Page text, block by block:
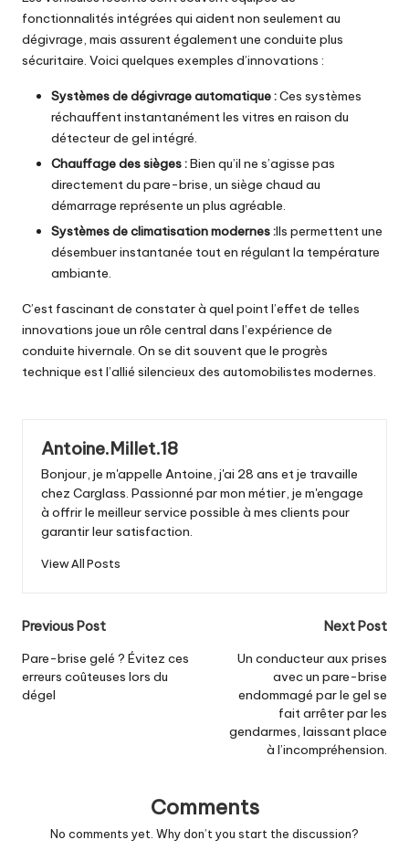
fonctionnalités intégrées qui aident non seulement au
dégivrage, mais assurent également une conduite plus
sécuritaire. Voici quelques exemples d’innovations :
Systèmes de dégivrage automatique :Ces systèmes
réchauffent instantanément les vitres en raison du
détecteur de gel intégré.
Chauffage des sièges :Bien qu’il ne s’agisse pas
directement du pare-brise, un siège chaud au
démarrage représente un plus agréable.
Systèmes de climatisation modernes :Ils permettent une
désembuer instantanée tout en régulant la température
ambiante.
C’est fascinant de constater à quel point l’effet de telles
innovations joue un rôle central dans l’expérience de
conduite hivernale. On se dit souvent que le progrès
technique est l’allié silencieux des automobilistes modernes.
Antoine.Millet.18
Bonjour, je m'appelle Antoine, j'ai 28 ans et je travaille
chez Carglass. Passionné par mon métier, je m'engage
à offrir le meilleur service possible à mes clients pour
garantir leur satisfaction.
View All Posts
Post
navigation
Previous Post
Pare-brise gelé ? Évitez ces
erreurs coûteuses lors du
dégel
Next Post
Un conducteur aux prises
avec un pare-brise
endommagé par le gel se
fait arrêter par les
gendarmes, laissant place
à l’incompréhension.
Comments
No comments yet. Why don’t you start the discussion?